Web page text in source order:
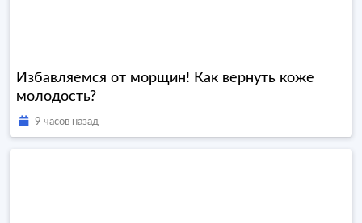
Избавляемся от морщин! Как вернуть коже
молодость?
9 часов назад